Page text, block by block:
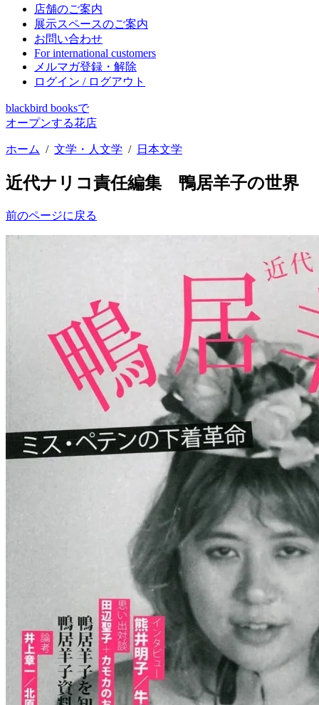
店舗のご案内
展示スペースのご案内
お問い合わせ
For international customers
メルマガ登録・解除
ログイン / ログアウト
blackbird booksで
オープンする花店
ホーム / 文学・人文学 / 日本文学
近代ナリコ責任編集 鴨居羊子の世界
前のページに戻る